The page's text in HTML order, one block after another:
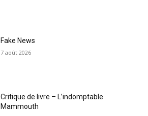
Fake News
7 août 2026
Critique de livre – L’indomptable
Mammouth